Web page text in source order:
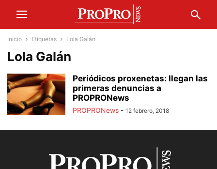
Inicio Etiquetas Lola Galán
Lola Galán
Periódicos proxenetas: llegan las
primeras denuncias a
PROPRONews
PROPRONews - 12 febrero, 2018